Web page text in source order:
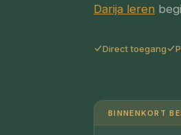
Darija leren
Direct toegang
BINNENKORT